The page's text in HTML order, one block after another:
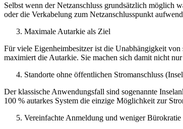
Selbst wenn der Netzanschluss grundsätzlich möglich
oder die Verkabelung zum Netzanschlusspunkt
Maximale Autarkie als Ziel
Für viele Eigenheimbesitzer ist die Unabhängigkeit
maximiert die Autarkie. Sie machen sich damit nicht
Standorte ohne öffentlichen Stromanschluss
Der klassische Anwendungsfall sind sogenannte
100 % autarkes System die einzige Möglichkeit zur
Vereinfachte Anmeldung und weniger Bürokratie